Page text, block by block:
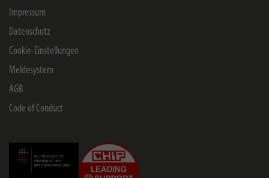
Impressum
Datenschutz
Cookie-Einstellungen
Meldesystem
AGB
Code of Conduct